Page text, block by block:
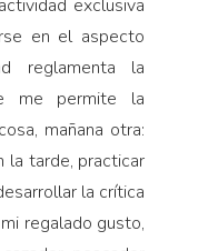
exclusiva
en el aspecto
reglamenta la
me permite la
mañana otra:
la tarde, practicar
la crítica
regalado gusto,